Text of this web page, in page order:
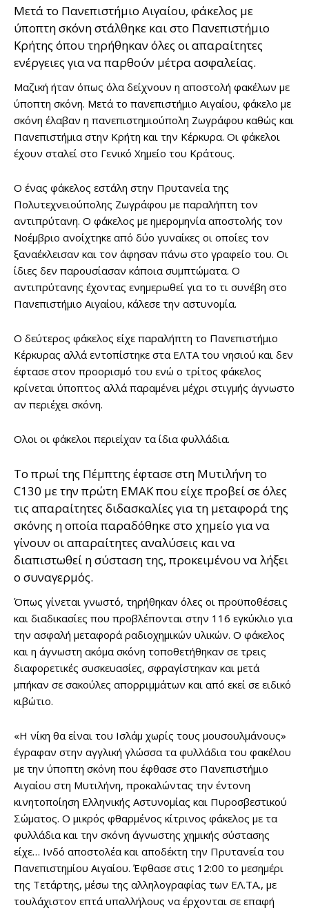
Μετά το Πανεπιστήμιο Αιγαίου, φάκελος με
ύποπτη σκόνη στάλθηκε και στο Πανεπιστήμιο
Κρήτης όπου τηρήθηκαν όλες οι απαραίτητες
ενέργειες για να παρθούν μέτρα ασφαλείας.
Μαζική ήταν όπως όλα δείχνουν η αποστολή φακέλων με
ύποπτη σκόνη. Μετά το πανεπιστήμιο Αιγαίου, φάκελο με
σκόνη έλαβαν η πανεπιστημιούπολη Ζωγράφου καθώς και
Πανεπιστήμια στην Κρήτη και την Κέρκυρα. Οι φάκελοι
έχουν σταλεί στο Γενικό Χημείο του Κράτους.
O ένας φάκελος εστάλη στην Πρυτανεία της
Πολυτεχνειούπολης Ζωγράφου με παραλήπτη τον
αντιπρύτανη. Ο φάκελος με ημερομηνία αποστολής τον
Νοέμβριο ανοίχτηκε από δύο γυναίκες οι οποίες τον
ξαναέκλεισαν και τον άφησαν πάνω στο γραφείο του. Οι
ίδιες δεν παρουσίασαν κάποια συμπτώματα. Ο
αντιπρύτανης έχοντας ενημερωθεί για το τι συνέβη στο
Πανεπιστήμιο Αιγαίου, κάλεσε την αστυνομία.
Ο δεύτερος φάκελος είχε παραλήπτη το Πανεπιστήμιο
Κέρκυρας αλλά εντοπίστηκε στα ΕΛΤΑ του νησιού και δεν
έφτασε στον προορισμό του ενώ ο τρίτος φάκελος
κρίνεται ύποπτος αλλά παραμένει μέχρι στιγμής άγνωστο
αν περιέχει σκόνη.
Ολοι οι φάκελοι περιείχαν τα ίδια φυλλάδια.
Το πρωί της Πέμπτης έφτασε στη Μυτιλήνη το
C130 με την πρώτη ΕΜΑΚ που είχε προβεί σε όλες
τις απαραίτητες διδασκαλίες για τη μεταφορά της
σκόνης η οποία παραδόθηκε στο χημείο για να
γίνουν οι απαραίτητες αναλύσεις και να
διαπιστωθεί η σύσταση της, προκειμένου να λήξει
ο συναγερμός.
Όπως γίνεται γνωστό, τηρήθηκαν όλες οι προϋποθέσεις
και διαδικασίες που προβλέπονται στην 116 εγκύκλιο για
την ασφαλή μεταφορά ραδιοχημικών υλικών. Ο φάκελος
και η άγνωστη ακόμα σκόνη τοποθετήθηκαν σε τρεις
διαφορετικές συσκευασίες, σφραγίστηκαν και μετά
μπήκαν σε σακούλες απορριμμάτων και από εκεί σε ειδικό
κιβώτιο.
«Η νίκη θα είναι του Ισλάμ χωρίς τους μουσουλμάνους»
έγραφαν στην αγγλική γλώσσα τα φυλλάδια του φακέλου
με την ύποπτη σκόνη που έφθασε στο Πανεπιστήμιο
Αιγαίου στη Μυτιλήνη, προκαλώντας την έντονη
κινητοποίηση Ελληνικής Αστυνομίας και Πυροσβεστικού
Σώματος. Ο μικρός φθαρμένος κίτρινος φάκελος με τα
φυλλάδια και την σκόνη άγνωστης χημικής σύστασης
είχε… Ινδό αποστολέα και αποδέκτη την Πρυτανεία του
Πανεπιστημίου Αιγαίου. Έφθασε στις 12:00 το μεσημέρι
της Τετάρτης, μέσω της αλληλογραφίας των ΕΛ.ΤΑ., με
τουλάχιστον επτά υπαλλήλους να έρχονται σε επαφή